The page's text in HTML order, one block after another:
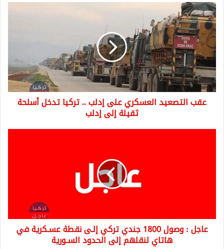
عقب
التصعيد
العسكري
على
إدلب
..
تركيا
تدخل
أسلحة
ثقيلةعقب التصعيد العسكري على إدلب .. تركيا تدخل أسلحة
ثقيلة إلى إدلب
عسـكرية
في
عاجل : وصول 1800 جندي تركي إلـى نقطة عسـكرية في
هاتاي لنقلهم إلى الحدود السـورية